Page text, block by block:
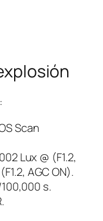
Scan
Lux @ (F1.2,
AGC ON).
s.